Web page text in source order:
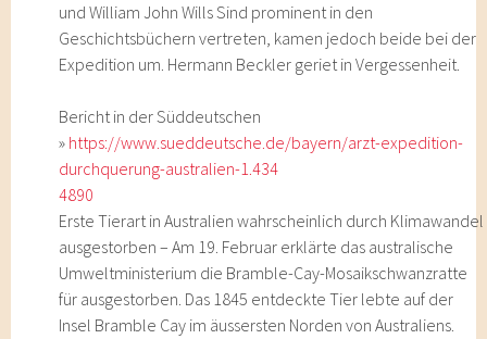
und William John Wills Sind prominent in den
Geschichtsbüchern vertreten, kamen jedoch beide bei der
Expedition um. Hermann Beckler geriet in Vergessenheit.
Bericht in der Süddeutschen
» https://www.sueddeutsche.de/bayern/arzt-expedition-
durchquerung-australien-1.434
4890
Erste Tierart in Australien wahrscheinlich durch Klimawandel
ausgestorben – Am 19. Februar erklärte das australische
Umweltministerium die Bramble-Cay-Mosaikschwanzratte
für ausgestorben. Das 1845 entdeckte Tier lebte auf der
Insel Bramble Cay im äussersten Norden von Australiens.